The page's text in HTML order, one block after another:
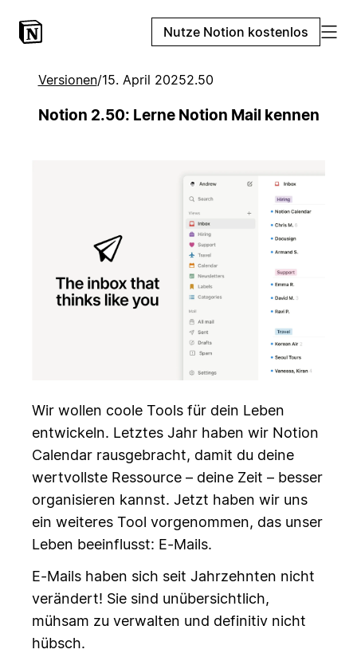
Nutze Notion kostenlos
Versionen/15. April 20252.50
Notion 2.50: Lerne Notion Mail kennen
Wir wollen coole Tools für dein Leben
entwickeln. Letztes Jahr haben wir Notion
Calendar rausgebracht, damit du deine
wertvollste Ressource – deine Zeit – besser
organisieren kannst. Jetzt haben wir uns
ein weiteres Tool vorgenommen, das unser
Leben beeinflusst: E-Mails.
E-Mails haben sich seit Jahrzehnten nicht
verändert! Sie sind unübersichtlich,
mühsam zu verwalten und definitiv nicht
hübsch.